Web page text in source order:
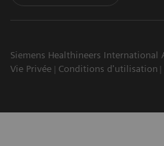
Siemens Healthineers International
Vie Privée
Conditions d'utilisation